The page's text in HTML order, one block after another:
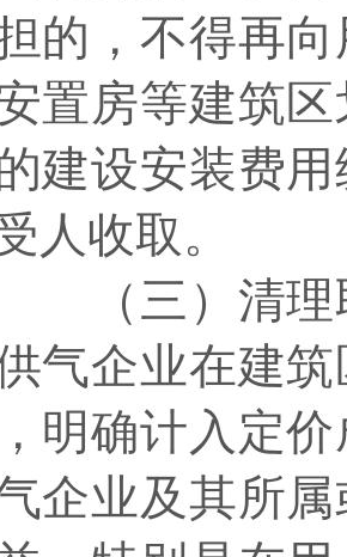
的，不得再
置房等建筑
建设安装费
人收取。
（三）清理
气企业在建
明确计入定
企业及其所